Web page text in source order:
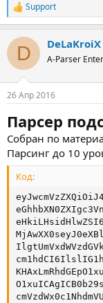
Р
е
к
и
Support
D DeLaKroiX
A-Parser
26 Апр 2016
Парсер
Собран по
Парсинг до 10
Код: